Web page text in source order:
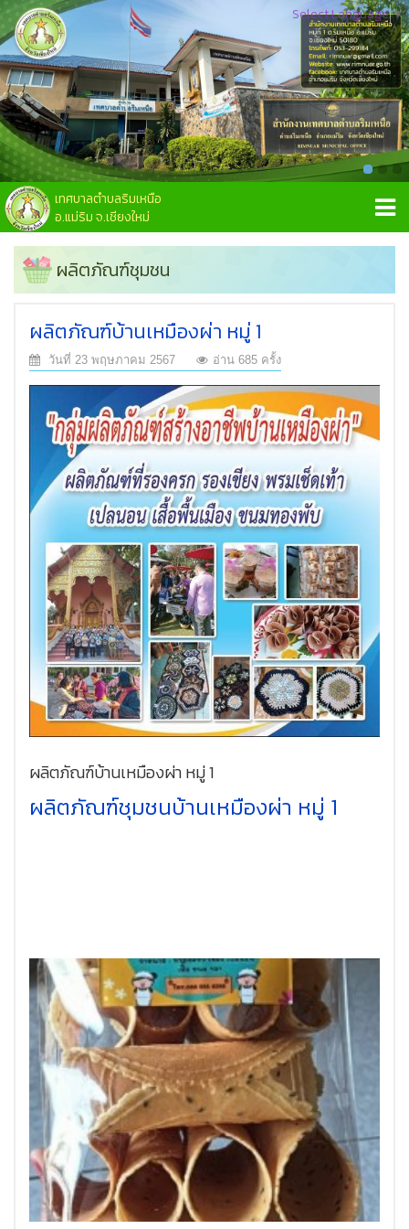
เทศบาลตำบลริมเหนือ
อ.แม่ริม จ.เชียงใหม่
Select Language▼
ผลิตภัณฑ์ชุมชน
ผลิตภัณฑ์บ้านเหมืองผ่า หมู่ 1
วันที่ 23 พฤษภาคม 2567 อ่าน 685 ครั้ง
ผลิตภัณฑ์บ้านเหมืองผ่า หมู่ 1
ผลิตภัณฑ์ชุมชนบ้านเหมืองผ่า หมู่ 1